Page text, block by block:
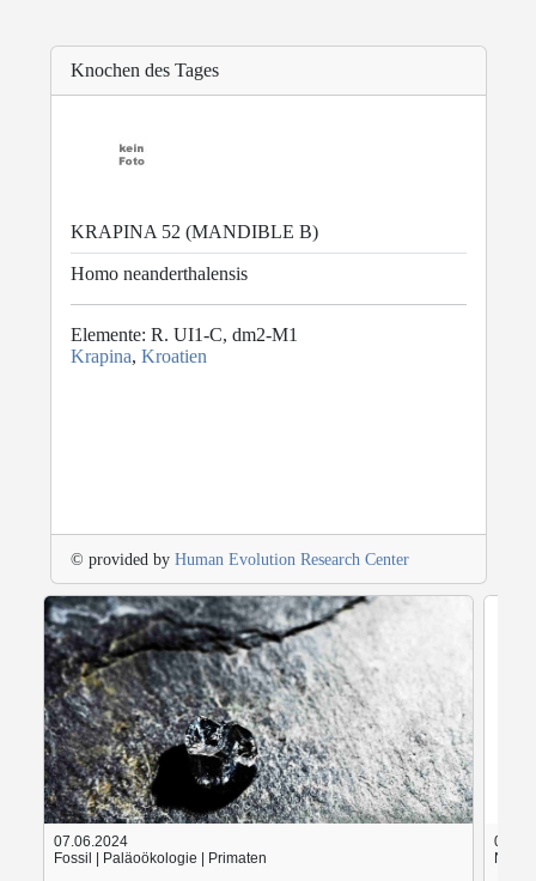
Knochen des Tages
KRAPINA 52 (MANDIBLE B)
Homo neanderthalensis
Elemente: R. UI1-C, dm2-M1
Krapina, Kroatien
© provided by Human Evolution Research Center
07.06.2024
Fossil | Paläoökologie | Primaten
Nach